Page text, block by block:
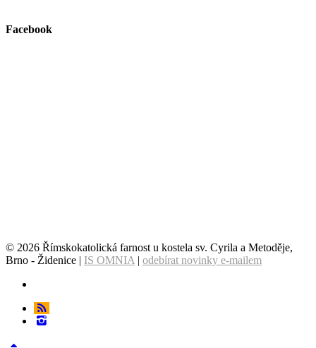
Facebook
© 2026 Římskokatolická farnost u kostela sv. Cyrila a Metoděje,
Brno - Židenice | IS OMNIA | odebírat novinky e-mailem